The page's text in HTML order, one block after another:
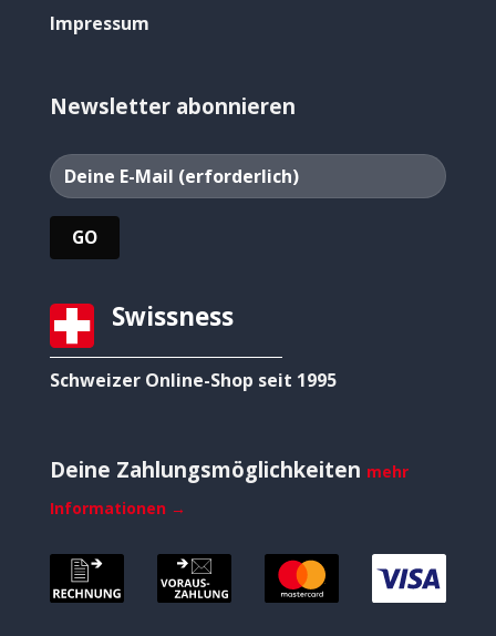
Impressum
Newsletter abonnieren
Swissness
Schweizer Online-Shop seit 1995
Deine Zahlungsmöglichkeiten mehr
Informationen →